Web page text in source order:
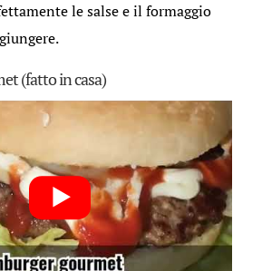
le salse e il formaggio
(fatto in casa)